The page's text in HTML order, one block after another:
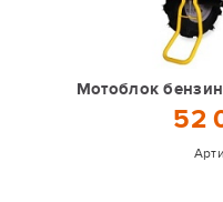
Мотоблок
52